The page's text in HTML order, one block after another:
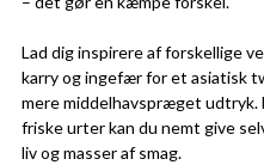
Lad dig inspirere af forskellige
karry og ingefær for et asiatisk
mere middelhavspræget udtryk.
friske urter kan du nemt give
liv og masser af smag.